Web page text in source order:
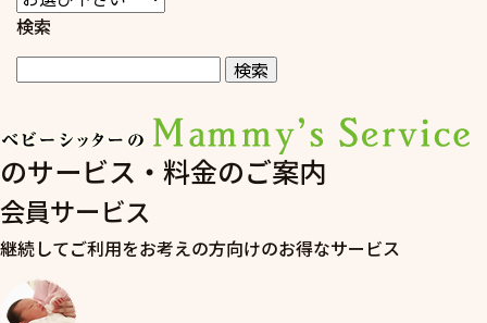
検索
のサービス・料金のご案内
会員サービス
継続してご利用をお考えの方向けのお得なサービス